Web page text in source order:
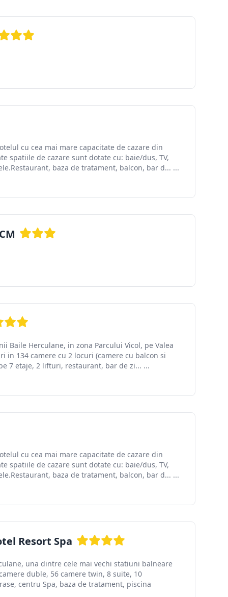
cu cea mai mare capacitate de cazare din
spatiile de cazare sunt dotate cu: baie/dus, TV,
baza de tratament, balcon, bar d... ...
Baile Herculane, in zona Parcului Vicol, pe Valea
in 134 camere cu 2 locuri (camere cu balcon si
7 etaje, 2 lifturi, restaurant, bar de zi... ...
cu cea mai mare capacitate de cazare din
spatiile de cazare sunt dotate cu: baie/dus, TV,
baza de tratament, balcon, bar d... ...
Resort Spa
una dintre cele mai vechi statiuni balneare
duble, 56 camere twin, 8 suite, 10
centru Spa, baza de tratament, piscina